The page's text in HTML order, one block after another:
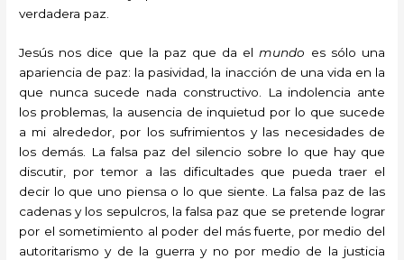
verdadera paz.
Jesús nos dice que la paz que da elmundo es sólo una
apariencia de paz: la pasividad, la inacción de una vida en la
que nunca sucede nada constructivo. La indolencia ante
los problemas, la ausencia de inquietud por lo que sucede
a mi alrededor, por los sufrimientos y las necesidades de
los demás. La falsa paz del silencio sobre lo que hay que
discutir, por temor a las dificultades que pueda traer el
decir lo que uno piensa o lo que siente. La falsa paz de las
cadenas y los sepulcros, la falsa paz que se pretende lograr
por el sometimiento al poder del más fuerte, por medio del
autoritarismo y de la guerra y no por medio de la justicia